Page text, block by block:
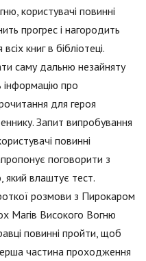
користувачі повинні
прогрес і нагородить
книг в бібліотеці.
саму дальню незайняту
інформацію про
для героя
Запит випробування
повинні
поговорити з
влаштує тест.
розмови з Пирокаром
Магів Високого Вогню
повинні пройти, щоб
частина проходження